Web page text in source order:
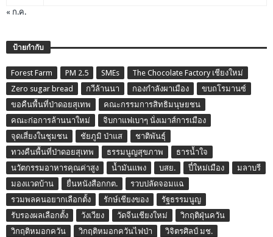
« ก.ค.
ป้ายกำกับ
Forest Farm PM 2.5 SMEs
The Chocolate Factory เชียงใหม่
Zero sugar bread
กวีล้านนา กองกำลังผาเมือง
ขบถโรมานซ์
ขอคืนพื้นที่ป่าดอยสุเทพ
คณะกรรมการสิทธิมนุษยชน
คณะก่อการล้านนาใหม่
จิบกาแฟเบาๆ นั่งเมาส์การเมือง
จุดเสี่ยงในชุมชน
ชัยภูมิ ป่าแส
ชาติพันธุ์
ทวงคืนพื้นที่ป่าดอยสุเทพ
ธรรมนูญสุขภาพ
ธารน้ำใจ
นวัตกรรมอาหารคุณค่าสูง
น้ำมันแพง บสย. ปี๋ใหม่เมือง
มลาบรี
มองแวดบ้าน
ยื่นหนังสือกกต.
รวบปลัดจอมแฉ
รวมพลคนอยากเลือกตั้ง
รักษ์เชียงของ
รัฐธรรมนูญ
รับรองผลเลือกตั้ง
วังเวียง วัดจีนเชียงใหม่
วิกฤติฝุ่นควัน
วิกฤติหมอกควัน
วิกฤติหมอกควันไฟป่า
วิจิตรศิลป์ มช.